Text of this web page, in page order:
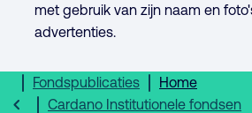
met gebruik van zijn naam en
advertenties.
Home
Fondspublicaties
Cardano Institutionele fondsen